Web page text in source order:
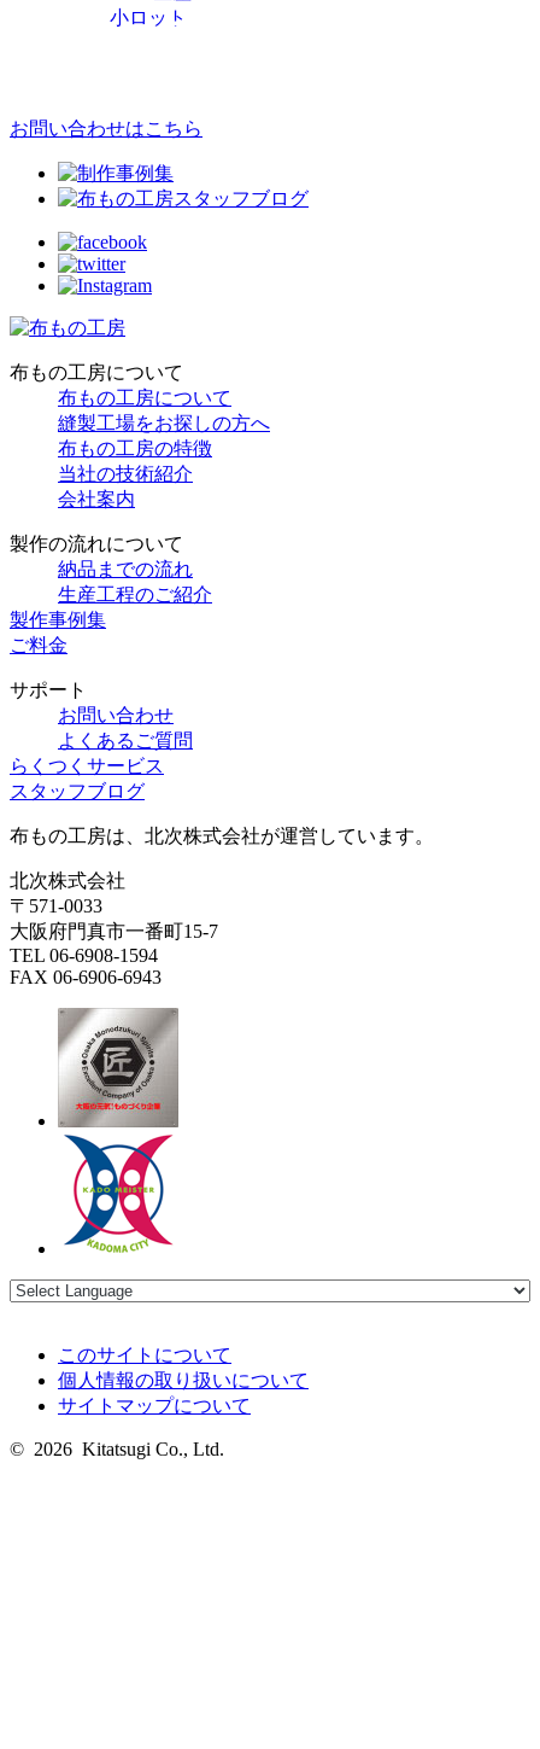
お問い合わせはこちら
布もの工房について
布もの工房について
縫製工場をお探しの方へ
布もの工房の特徴
当社の技術紹介
会社案内
製作の流れについて
納品までの流れ
生産工程のご紹介
製作事例集
ご料金
サポート
お問い合わせ
よくあるご質問
らくつくサービス
スタッフブログ
布もの工房は、北次株式会社が運営しています。
北次株式会社
〒571-0033
大阪府門真市一番町15-7
TEL 06-6908-1594
FAX 06-6906-6943
このサイトについて
個人情報の取り扱いについて
サイトマップについて
© 2026 Kitatsugi Co., Ltd.